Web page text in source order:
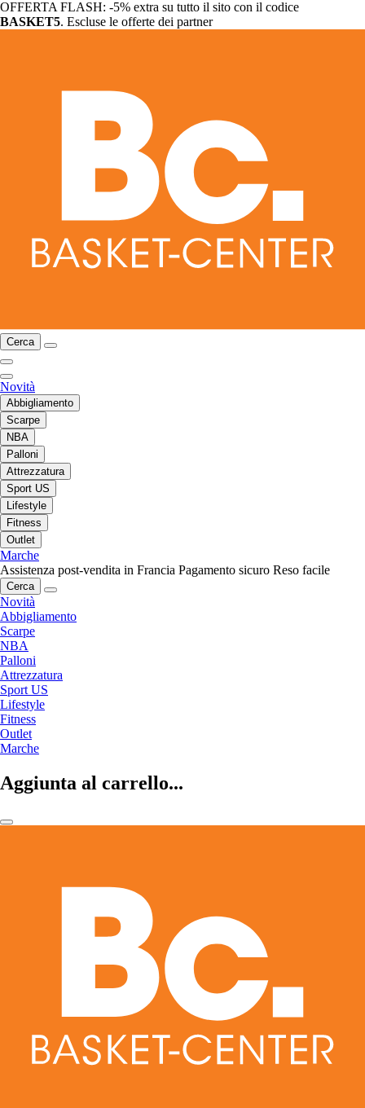
OFFERTA FLASH: -5% extra su tutto il sito con il codice
BASKET5. Escluse le offerte dei partner
Cerca
Novità
Abbigliamento
Scarpe
NBA
Palloni
Attrezzatura
Sport US
Lifestyle
Fitness
Outlet
Marche
Assistenza post-vendita in Francia Pagamento sicuro Reso facile
Cerca
Novità
Abbigliamento
Scarpe
NBA
Palloni
Attrezzatura
Sport US
Lifestyle
Fitness
Outlet
Marche
Aggiunta al carrello...